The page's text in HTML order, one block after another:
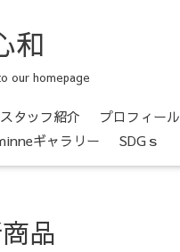
和
our homepage
スタッフ紹介 プロフィール
ギャラリー SDGｓ
品